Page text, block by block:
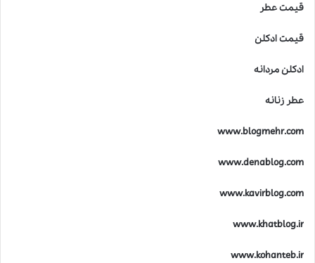
قیمت عطر
قیمت ادکلن
ادکلن مردانه
عطر زنانه
www.blogmehr.com
www.denablog.com
www.kavirblog.com
www.khatblog.ir
www.kohanteb.ir